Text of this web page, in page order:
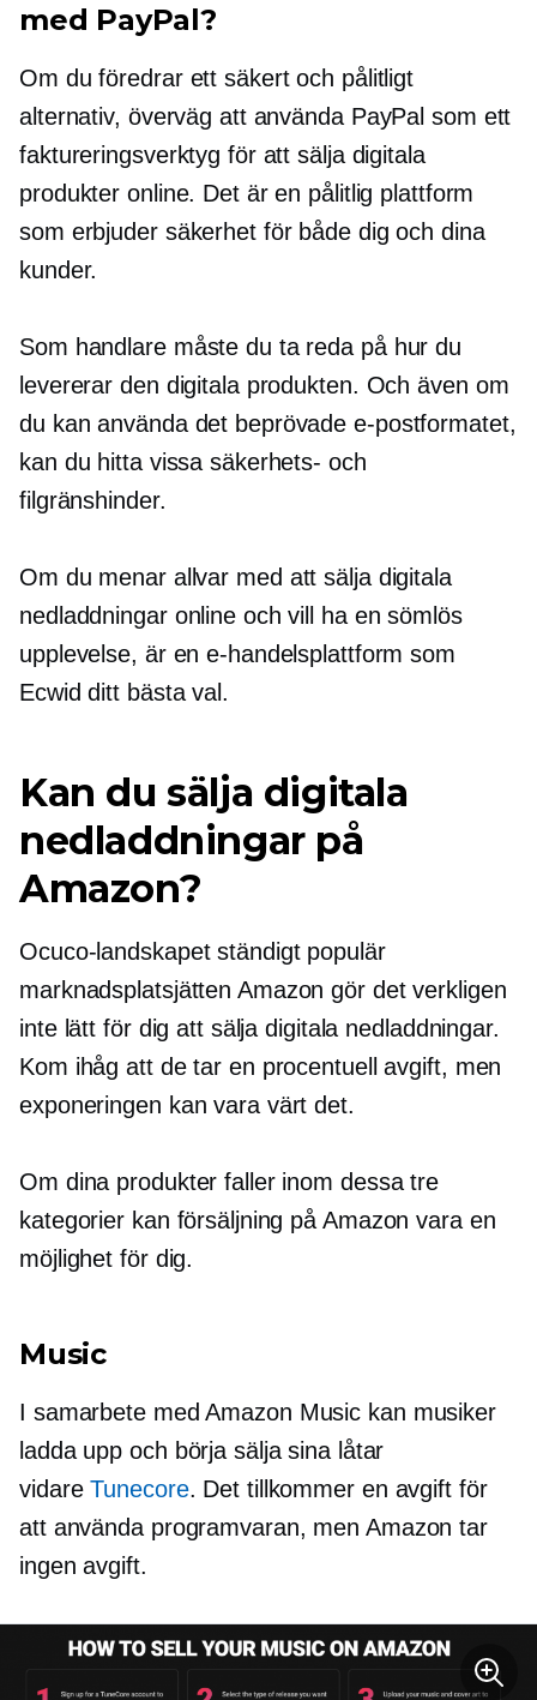
med PayPal?
Om du föredrar ett säkert och pålitligt
alternativ, överväg att använda PayPal som ett
faktureringsverktyg för att sälja digitala
produkter online. Det är en pålitlig plattform
som erbjuder säkerhet för både dig och dina
kunder.
Som handlare måste du ta reda på hur du
levererar den digitala produkten. Och även om
du kan använda det beprövade e-postformatet,
kan du hitta vissa säkerhets- och
filgränshinder.
Om du menar allvar med att sälja digitala
nedladdningar online och vill ha en sömlös
upplevelse, är en e-handelsplattform som
Ecwid ditt bästa val.
Kan du sälja digitala
nedladdningar på
Amazon?
Ocuco-landskapetständigt populär
marknadsplatsjätten Amazon gör det verkligen
inte lätt för dig att sälja digitala nedladdningar.
Kom ihåg att de tar en procentuell avgift, men
exponeringen kan vara värt det.
Om dina produkter faller inom dessa tre
kategorier kan försäljning på Amazon vara en
möjlighet för dig.
Music
I samarbete med Amazon Music kan musiker
ladda upp och börja sälja sina låtar
vidareTunecore. Det tillkommer en avgift för
att använda programvaran, men Amazon tar
ingen avgift.